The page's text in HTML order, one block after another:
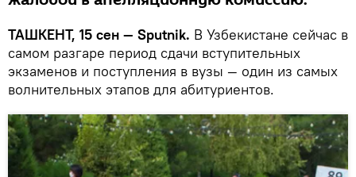
ТАШКЕНТ, 15 сен — Sputnik. В Узбекистане сейчас в
самом разгаре период сдачи вступительных
экзаменов и поступления в вузы — один из самых
волнительных этапов для абитуриентов.